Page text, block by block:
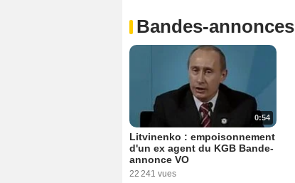
Bandes-annonces
0:54
Litvinenko : empoisonnement
d'un ex agent du KGB Bande-
annonce VO
22 241 vues